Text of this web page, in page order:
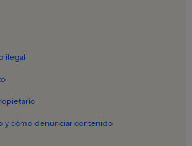
Príncipe Real
Lapa
Misericórdia
Mirador de Santa Catalina
Museo de la Farmacia
ilegal
y cómo denunciar contenido